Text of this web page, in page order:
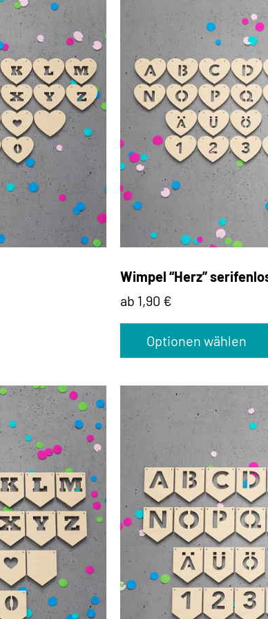
Wimpel “Herz”
ab 1,90 €
Optionen wählen